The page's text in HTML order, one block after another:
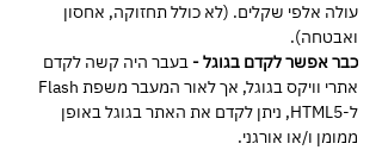
עולה אלפי שקלים. (לא כולל תחזוקה, אחסון
ואבטחה).
כבר אפשר לקדם בגוגל - בעבר היה קשה לקדם
אתרי וויקס בגוגל, אך לאור המעבר משפת Flash
ל-HTML5, ניתן לקדם את האתר בגוגל באופן
ממומן ו/או אורגני.